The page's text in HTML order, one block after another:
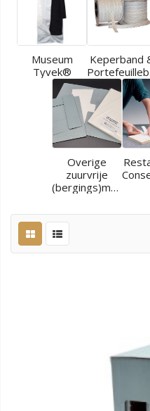
Museum
Tyvek®
Keperband
Overige
zuurvrije
(bergings)materialen